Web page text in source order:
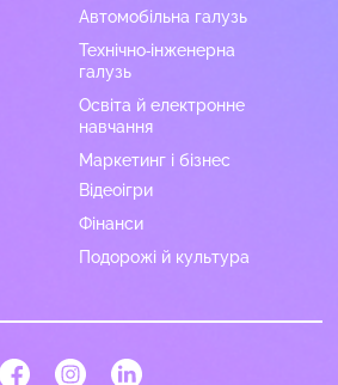
Автомобільна галузь
Технічно-інженерна
галузь
Освіта й електронне
навчання
Маркетинг і бізнес
Відеоігри
Фінанси
Подорожі й культура